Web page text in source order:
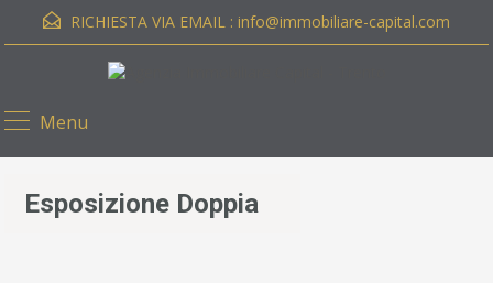
RICHIESTA VIA EMAIL : info@immobiliare-capital.com
Menu
Esposizione Doppia